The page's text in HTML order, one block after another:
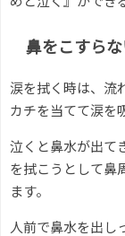
鼻をこすら
涙を拭く時は、流
カチを当てて涙を
泣くと鼻水が出て
を拭こうとして鼻
ます。
人前で鼻水を出し